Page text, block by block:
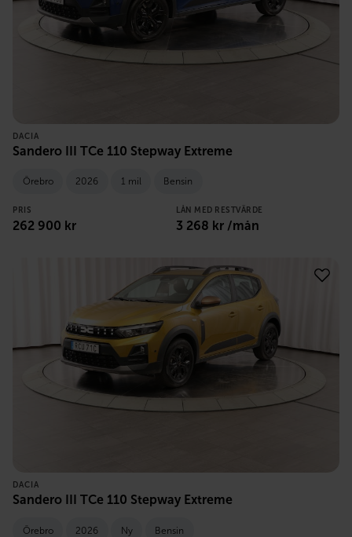
DACIA
Sandero III TCe 110 Stepway Extreme
Örebro 2026 1 mil Bensin
PRIS
262 900 kr
LÅN MED RESTVÄRDE
3 268 kr /mån
DACIA
Sandero III TCe 110 Stepway Extreme
Örebro 2026 Ny Bensin